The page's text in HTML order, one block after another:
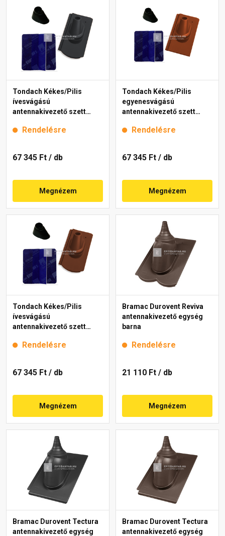
Tondach Kékes/Pilis
ívesvágású
antennakivezető szett
Rendelésre
67 345 Ft / db
Megnézem
Tondach Kékes/Pilis
egyenesvágású
antennakivezető szett
Rendelésre
67 345 Ft / db
Megnézem
Tondach Kékes/Pilis
ívesvágású
antennakivezető szett
Rendelésre
67 345 Ft / db
Megnézem
Bramac Durovent Reviva
antennakivezető egység
barna
Rendelésre
21 110 Ft / db
Megnézem
Bramac Durovent Tectura
antennakivezető egység
Bramac Durovent Tectura
antennakivezető egység